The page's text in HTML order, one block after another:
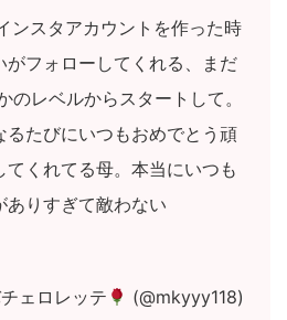
ンスタアカウントを作った時
がフォローしてくれる、まだ
のレベルからスタートして。
たびにいつもおめでとう頑
くれてる母。本当にいつも
りすぎて敵わない
ェロレッテ
(@mkyyy118)